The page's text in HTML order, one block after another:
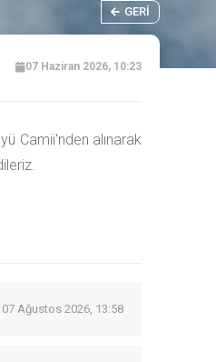
GERI
07 Haziran 2026, 10:23
Camii'nden alınarak
07 Ağustos 2026, 13:58